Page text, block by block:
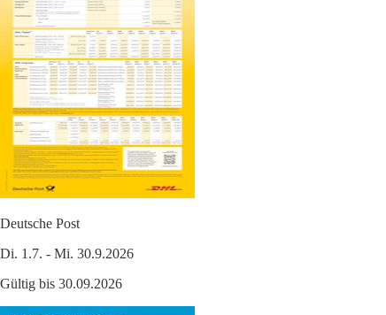
Deutsche Post
Di. 1.7. - Mi. 30.9.2026
Gültig bis 30.09.2026